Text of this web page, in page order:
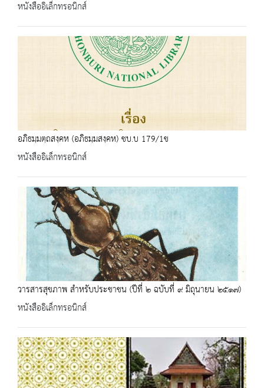
หนังสืออิเล็กทรอนิกส์
อภิธมฺมตฺถสงฺคห (อภิธมฺมสงฺคห) ชบ.บ 179/1ข
หนังสืออิเล็กทรอนิกส์
วารสารสุขภาพ สำหรับประชาชน (ปีที่ ๒ ฉบับที่ ๙ มิถุนายน ๒๕๑๗)
หนังสืออิเล็กทรอนิกส์